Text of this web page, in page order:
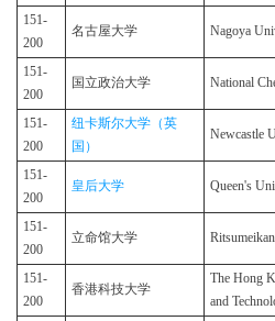
151-
200
名古屋大学 Nagoya
151-
200
国立政治大学 National
151-
200
纽卡斯尔大学（英
国）
Newcastle
151-
200
皇后大学 Queen's
151-
200
立命馆大学
151-
200
香港科技大学
The Hong
and